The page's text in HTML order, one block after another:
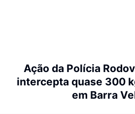
Ação da Polícia
intercepta quase 300
em Barra